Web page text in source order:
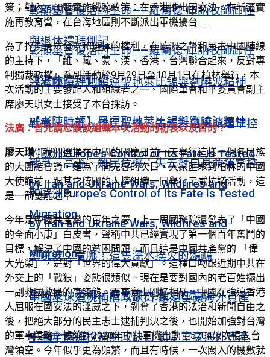
彰顯基督復活的生命——羅蘭德·庫訥牧師卸任
與退休禮拜側記
【老陳時評】民運聖地萊比錫與劉曉波精神
戰爭、高溫、難民危機：失去對自身命運掌控
的歐洲Europe’s Control of Its Fate Is Tested
by Iran and Ukraine Wars, Wildfires and
Migration
劉曉波：看哪，這隻濡水撲火的鸚鵡
中國全球追稅補財政缺口 鎖定富豪海外資產
上一個 下一個
人文天下
彰顯基督復活的生命——羅蘭德·庫訥牧師卸任
與退休禮拜側記
【老陳時評】民運聖地萊比錫與劉曉波精神
戰爭、高溫、難民危機：失去對自身命運掌控
的歐洲Europe’s Control of Its Fate Is Tested
by Iran and Ukraine Wars, Wildfires and
Migration
劉曉波：看哪，這隻濡水撲火的鸚鵡
中國全球追稅補財政缺口 鎖定富豪海外資產
簽；對內，加緊實施鐵腕政策：在香港推出國安法，在新疆實
施再教育營，在台海地區則不斷派出軍機擾台……
為了捍衛民眾發聲和選擇的權利，在歐洲之聲和民主中國陣線
的主持下，「維、藏、蒙、漢、香港、台灣聯合起來，反對專
制獨裁政權」系列活動於9月29日至10月1日在柏林舉行，本
次活動的主要發起人和組織者之一、國際筆會和平委員會副主
席廖天琪女士接受了本台採訪。
法廣：首先請您談談組織本次活動的初衷以及目的？
廖天琪：我們選擇在中國的國慶日前一天舉行這樣一個各民族
的大團結會議，是為了開完會的次日，大家匯聚到柏林的中國
大使館前，跟其它德國的人權組織一同舉行示威抗議活動，這
是一箭雙雕之舉。
今年是中國共產黨的百年之慶，上一周國務院還發表了「中國
的全面小康」白皮書，聲稱中共已經實現了第一個百年奮鬥的
目標，解決了中國的貧困問題。而且這是中國共產黨的 「偉
大光榮」，是對「世界的偉大貢獻」。這種口吻跟近期中共在
外交上的「戰狼」姿態很類似。現在是要對國內的老百姓擺出
一副救國救民的高姿態。而事實上剛好相反，中國在強迫香港
人屈服在國安法的淫威之下，剝奪了香港的法治和新聞自由之
後，把絕大部分的民主志士逮捕判決之後，也開始加強對台灣
的軍事侵略。據統計2020年中共軍機出動了5704架次侵入台
灣領空。今年似乎更為頻繁，而且有時候，一次闖入的機數就